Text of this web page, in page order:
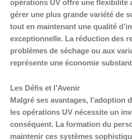
opérations UV offre une flexibilité
gérer une plus grande variété de
tout en maintenant une qualité
exceptionnelle. La réduction des
problèmes de séchage ou aux
représente une économie
Les Défis et l’Avenir
Malgré ses avantages, l’adoption
les opérations UV nécessite un
conséquent. La formation du
maintenir ces systèmes